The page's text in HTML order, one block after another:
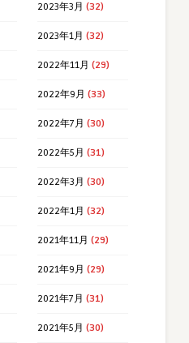
2023年3月 (32)
2023年1月 (32)
2022年11月 (29)
2022年9月 (33)
2022年7月 (30)
2022年5月 (31)
2022年3月 (30)
2022年1月 (32)
2021年11月 (29)
2021年9月 (29)
2021年7月 (31)
2021年5月 (30)